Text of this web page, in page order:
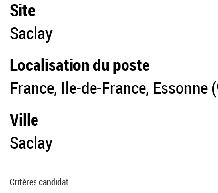
Site
Saclay
Localisation du poste
France, Ile-de-France, Essonne
Ville
Saclay
Critères candidat